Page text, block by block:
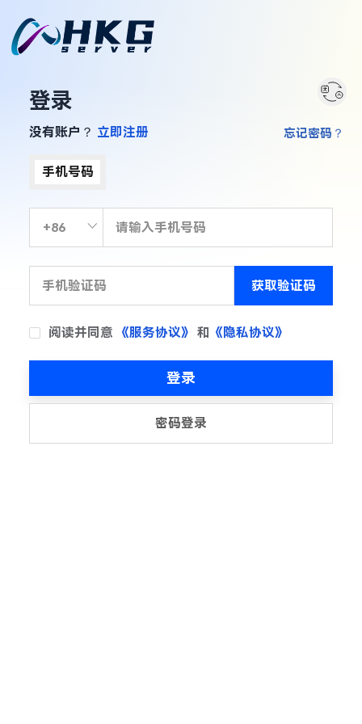
登录
没有账户？ 立即注册
手机号码
获取验证码
阅读并同意 《服务协议》 和 《隐私协议》
忘记密码？
登录
密码登录